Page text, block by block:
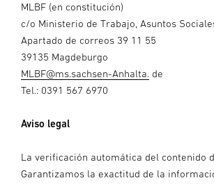
MLBF (en constitución)
c/o Ministerio de Trabajo, Asuntos
Apartado de correos 39 11 55
39135 Magdeburgo
MLBF@ms.sachsen-Anhalta. de
Tel.: 0391 567 6970
Aviso legal
La verificación automática del contenido
Garantizamos la exactitud de la